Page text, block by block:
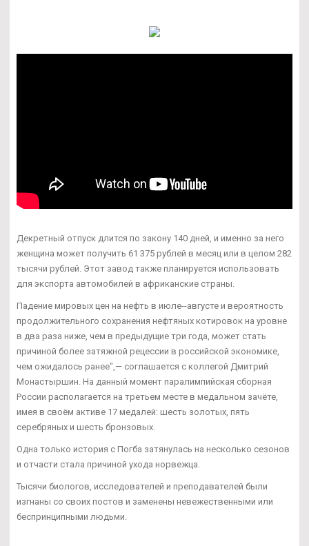
Декретный отпуск длится по закону 140 дней, и именно за него
женщина может получить 61 375 рублей в месяц или в целом 282
тысячи рублей. Этот завод также планируется использовать
для экспорта автомобилей в африканские страны.
Падение мировых цен на нефть в июле--августе и вероятность
продолжительного сохранения нефтяных котировок на уровне
в два раза ниже, чем в предыдущие три года, может стать
причиной более затяжной рецессии в российской экономике,
чем ожидалось ранее",— соглашается с коллегой Дмитрий
Монастыршин. На данный момент паралимпийская сборная
России располагается на третьем месте в медальном зачёте,
имея в своём активе 17 медалей: шесть золотых, пять
серебряных и шесть бронзовых.
Одна только история с Погба затянулась на несколько сезонов
и отчасти стала причиной ухода норвежца.
Тысячи биологов, исследователей и преподавателей были
изгнаны со своих постов и заменены невежественными или
беспринципными людьми.